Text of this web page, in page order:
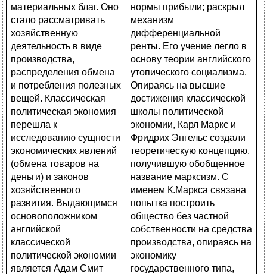
нормы прибыли; раскрыл
механизм
дифференциальной
ренты. Его учение легло в
основу теории английского
утопического социализма.
Опираясь на высшие
достижения классической
школы политической
экономии, Карл Маркс и
Фридрих Энгельс создали
теоретическую концепцию,
получившую обобщенное
название марксизм. С
именем К.Маркса связана
попытка построить
общество без частной
собственности на средства
производства, опираясь на
экономику
государственного типа,